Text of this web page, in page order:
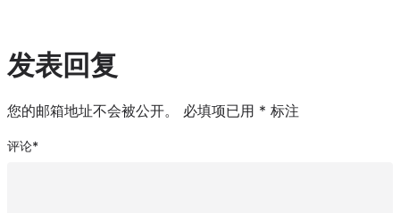
发表回复
您的邮箱地址不会被公开。 必填项已用 * 标注
评论*